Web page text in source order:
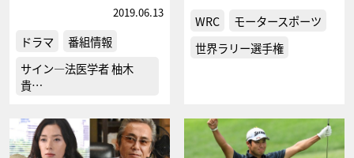
2019.06.13
ドラマ
番組情報
サイン―法医学者 柚木
貴…
WRC
モータースポーツ
世界ラリー選手権